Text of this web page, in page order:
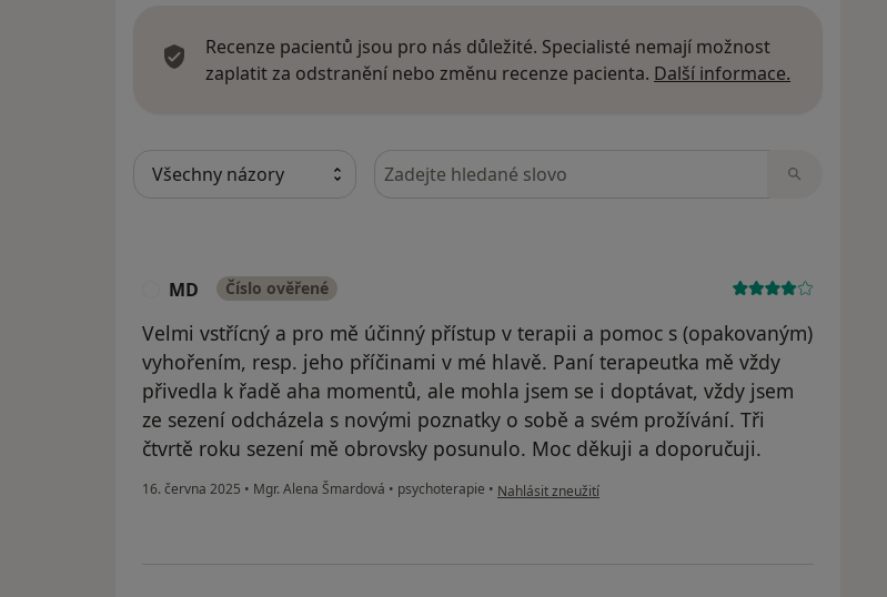
Recenze pacientů jsou pro nás důležité. Specialisté nemají možnost
zaplatit za odstranění nebo změnu recenze pacienta. Další informace.
Hledejte v názorech
MD Číslo ověřené
Velmi vstřícný a pro mě účinný přístup v terapii a pomoc s (opakovaným)
vyhořením, resp. jeho příčinami v mé hlavě. Paní terapeutka mě vždy
přivedla k řadě aha momentů, ale mohla jsem se i doptávat, vždy jsem
ze sezení odcházela s novými poznatky o sobě a svém prožívání. Tři
čtvrtě roku sezení mě obrovsky posunulo. Moc děkuji a doporučuji.
16. června 2025 • Mgr. Alena Šmardová • psychoterapie • podle názoru uživatele MD
Nahlásit zneužití